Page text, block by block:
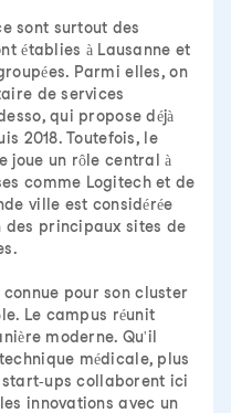
sont surtout des
établies à Lausanne et
Parmi elles, on
de services
qui propose déjà
2018. Toutefois, le
joue un rôle central à
comme Logitech et de
ville est considérée
des principaux sites de
pour son cluster
Le campus réunit
moderne. Qu'il
médicale, plus
ups collaborent ici
innovations avec un